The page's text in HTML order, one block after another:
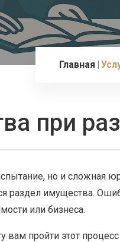
Главная
при
но и сложная
раздел имущества.
или бизнеса.
вам пройти этот